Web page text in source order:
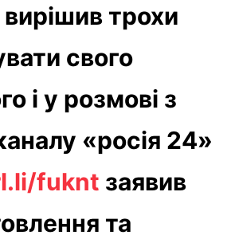
трохи
свого
і у розмові з
«росія 24»
fuknt заявив
та